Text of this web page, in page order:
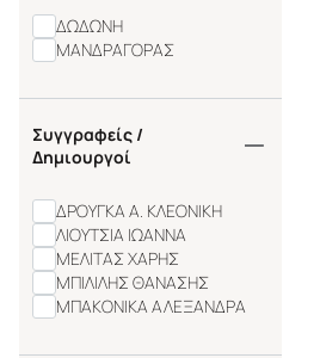
ΔΩΔΩΝΗ
ΜΑΝΔΡΑΓΟΡΑΣ
Συγγραφείς /
Δημιουργοί
ΔΡΟΥΓΚΑ Α. ΚΛΕΟΝΙΚΗ
ΛΙΟΥΤΣΙΑ ΙΩΑΝΝΑ
ΜΕΛΙΤΑΣ ΧΑΡΗΣ
ΜΠΙΛΙΛΗΣ ΘΑΝΑΣΗΣ
ΜΠΑΚΟΝΙΚΑ ΑΛΕΞΑΝΔΡΑ